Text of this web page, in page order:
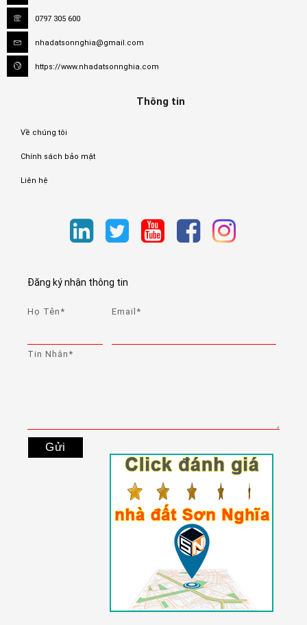
0797 305 600
nhadatsonnghia@gmail.com
https://www.nhadatsonnghia.com
Thông tin
Về chúng tôi
Chính sách bảo mật
Liên hệ
Đăng ký nhận thông tin
Họ Tên* Email*
Tin Nhắn*